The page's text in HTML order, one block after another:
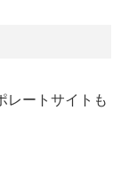
ートサイトも